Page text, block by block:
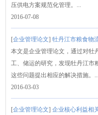
压供电方案规范化管理。...
2016-07-08
[企业管理论文]牡丹江市粮食物
本文是企业管理论文，通过对牡
工、储运的研究，发现牡丹江市
这些问题提出相应的解决措施。...
2016-03-03
[企业管理论文]企业核心利益相